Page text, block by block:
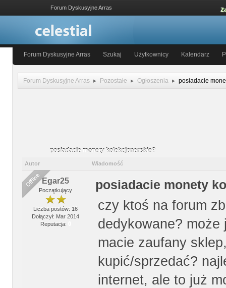
Forum Dyskusyjne Arras
Forum Dyskusyjne Arras Szukaj Użytkownicy Kalendarz
Forum Dyskusyjne Arras Pozostałe Ogłoszenia posiadacie
posiadacie monety kolekcjonerskie?
Autor Wiadomość
Egar25
Początkujący
Liczba postów: 16
Dołączył: Mar 2014
Reputacja:
posiadacie monety
czy ktoś na forum
dedykowane?
macie zaufany
kupić/sprzedać?
internet, ale to już